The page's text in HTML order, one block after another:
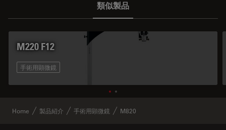
類似製品
M220 F12
手術用顕微鏡
Home 製品紹介 手術用顕微鏡 M820